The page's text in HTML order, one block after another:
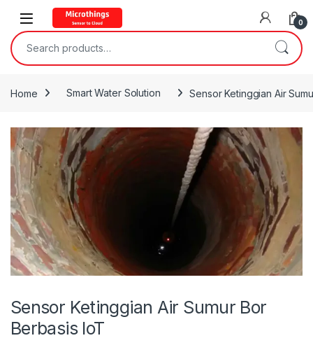
Open 0
Search for:
Home Smart Water Solution Sensor Ketinggian Air
Sensor Ketinggian Air Sumur Bor
Berbasis IoT